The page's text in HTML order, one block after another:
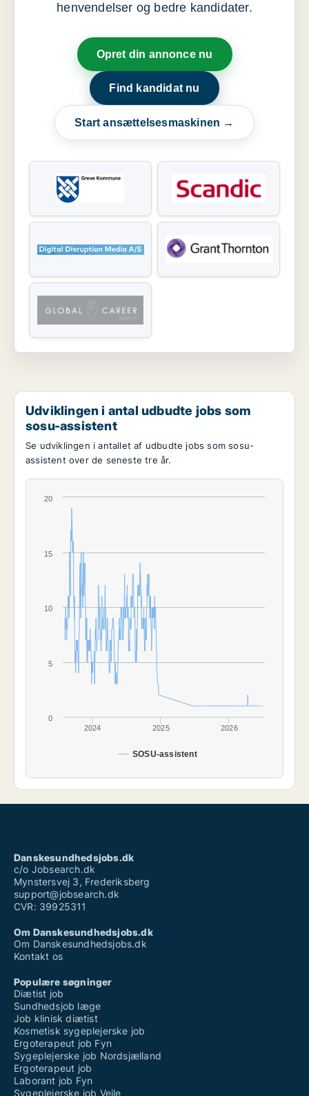
henvendelser og bedre kandidater.
Opret din annonce nu
Find kandidat nu
Start ansættelsesmaskinen →
Udviklingen i antal udbudte jobs som
sosu-assistent
Se udviklingen i antallet af udbudte jobs som sosu-
assistent over de seneste tre år.
SOSU-assistent
2024 2025 2026
0
5
10
15
20
Danskesundhedsjobs.dk
c/o Jobsearch.dk
Mynstersvej 3, Frederiksberg
support@jobsearch.dk
CVR: 39925311
Om Danskesundhedsjobs.dk
Om Danskesundhedsjobs.dk
Kontakt os
Populære søgninger
Diætist job
Sundhedsjob læge
Job klinisk diætist
Kosmetisk sygeplejerske job
Ergoterapeut job Fyn
Sygeplejerske job Nordsjælland
Ergoterapeut job
Laborant job Fyn
Sygeplejerske job Vejle